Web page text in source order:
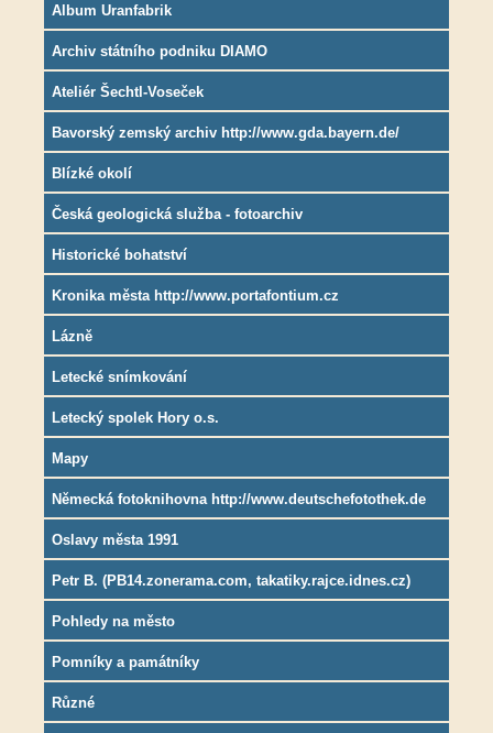
Album Uranfabrik
Archiv státního podniku DIAMO
Ateliér Šechtl-Voseček
Bavorský zemský archiv http://www.gda.bayern.de/
Blízké okolí
Česká geologická služba - fotoarchiv
Historické bohatství
Kronika města http://www.portafontium.cz
Lázně
Letecké snímkování
Letecký spolek Hory o.s.
Mapy
Německá fotoknihovna http://www.deutschefotothek.de
Oslavy města 1991
Petr B. (PB14.zonerama.com, takatiky.rajce.idnes.cz)
Pohledy na město
Pomníky a památníky
Různé